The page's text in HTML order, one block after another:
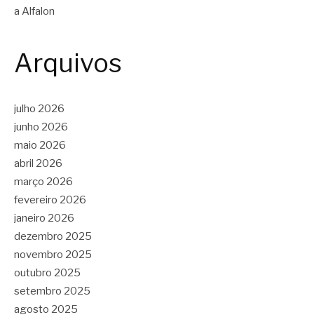
a Alfalon
Arquivos
julho 2026
junho 2026
maio 2026
abril 2026
março 2026
fevereiro 2026
janeiro 2026
dezembro 2025
novembro 2025
outubro 2025
setembro 2025
agosto 2025